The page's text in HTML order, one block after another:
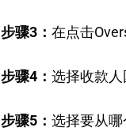
步骤3： 在点击
步骤4： 选择收款人
步骤5： 选择要从哪